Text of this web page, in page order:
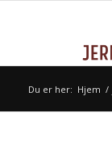
Du er her: Hjem /